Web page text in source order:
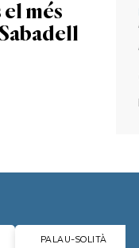
més
PALAU-SOLITÀ